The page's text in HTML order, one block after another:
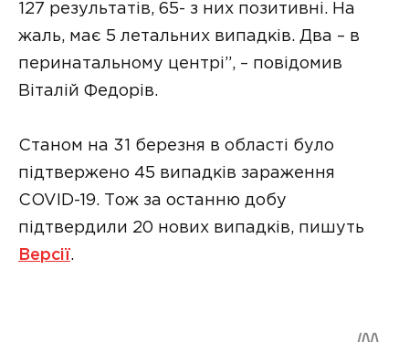
127 результатів, 65- з них позитивні. На
жаль, має 5 летальних випадків. Два – в
перинатальному центрі”, – повідомив
Віталій Федорів.
Станом на 31 березня в області було
підтвержено 45 випадків зараження
COVID-19. Тож за останню добу
підтвердили 20 нових випадків, пишуть
Версії.